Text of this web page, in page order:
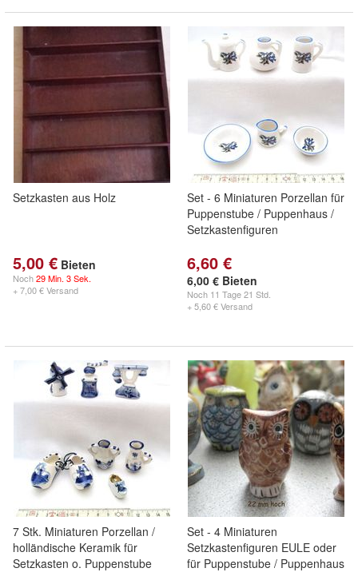
Setzkasten aus Holz
5,00 € Bieten
Noch29 Min. 3 Sek.
+ 7,00 € Versand
Set - 6 Miniaturen Porzellan für
Puppenstube / Puppenhaus /
Setzkastenfiguren
6,60 €
6,00 € Bieten
Noch 11 Tage 21 Std.
+ 5,60 € Versand
7 Stk. Miniaturen Porzellan /
holländische Keramik für
Setzkasten o. Puppenstube
Set - 4 Miniaturen
Setzkastenfiguren EULE oder
für Puppenstube / Puppenhaus